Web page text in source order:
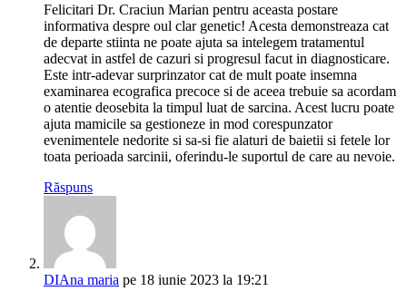
Felicitari Dr. Craciun Marian pentru aceasta postare
informativa despre oul clar genetic! Acesta demonstreaza cat
de departe stiinta ne poate ajuta sa intelegem tratamentul
adecvat in astfel de cazuri si progresul facut in diagnosticare.
Este intr-adevar surprinzator cat de mult poate insemna
examinarea ecografica precoce si de aceea trebuie sa acordam
o atentie deosebita la timpul luat de sarcina. Acest lucru poate
ajuta mamicile sa gestioneze in mod corespunzator
evenimentele nedorite si sa-si fie alaturi de baietii si fetele lor
toata perioada sarcinii, oferindu-le suportul de care au nevoie.
Răspuns
DIAna maria pe 18 iunie 2023 la 19:21